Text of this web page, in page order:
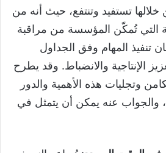
تستفيد وتنتفع، حيث أنه من
التي تُمكّن المؤسسة من مراقبة
تنفيذ المهام وفق الجداول
الإنتاجية والانضباط. وقد يطرح
وتجليات هذه الأهمية والدور
والجواب عنه يمكن أن يتمثل في